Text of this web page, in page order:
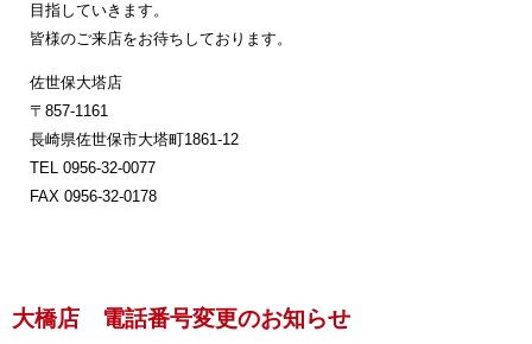
目指していきます。
皆様のご来店をお待ちしております。
佐世保大塔店
〒857-1161
長崎県佐世保市大塔町1861-12
TEL 0956-32-0077
FAX 0956-32-0178
大橋店 電話番号変更のお知らせ